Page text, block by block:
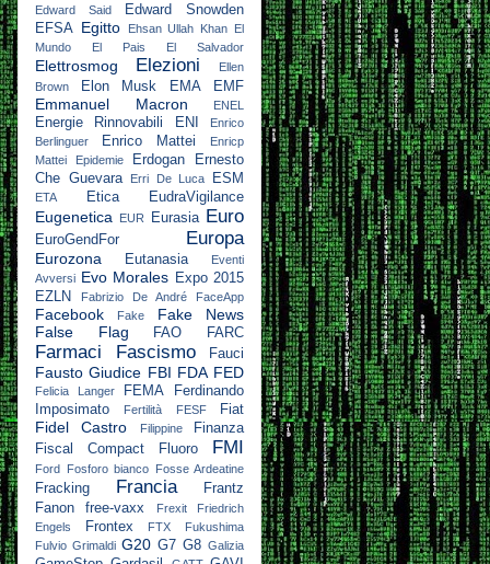
Edward Said
Edward Snowden
EFSA Egitto Ehsan Ullah Khan El
Mundo
El Pais El Salvador
Elettrosmog Elezioni
Ellen
Brown
Elon Musk EMA EMF
Emmanuel Macron ENEL
Energie Rinnovabili ENI
Enrico
Berlinguer
Enrico Mattei
Enricp
Mattei
Epidemie Erdogan
Ernesto
Che Guevara
Erri De Luca ESM
ETA Etica EudraVigilance
Eugenetica EUR Eurasia Euro
EuroGendFor Europa
Eurozona Eutanasia
Eventi
Avversi Evo Morales Expo 2015
EZLN
Fabrizio De André FaceApp
Facebook Fake
Fake News
False Flag
FAO FARC
Farmaci Fascismo Fauci
Fausto Giudice FBI FDA FED
Felicia Langer FEMA
Ferdinando
Imposimato
Fertilità FESF Fiat
Fidel Castro Filippine
Finanza
Fiscal Compact
Fluoro FMI
Ford Fosforo bianco Fosse Ardeatine
Fracking Francia
Frantz
Fanon
free-vaxx Frexit
Friedrich
Engels
Frontex FTX
Fukushima
Fulvio Grimaldi G20 G7 G8 Galizia